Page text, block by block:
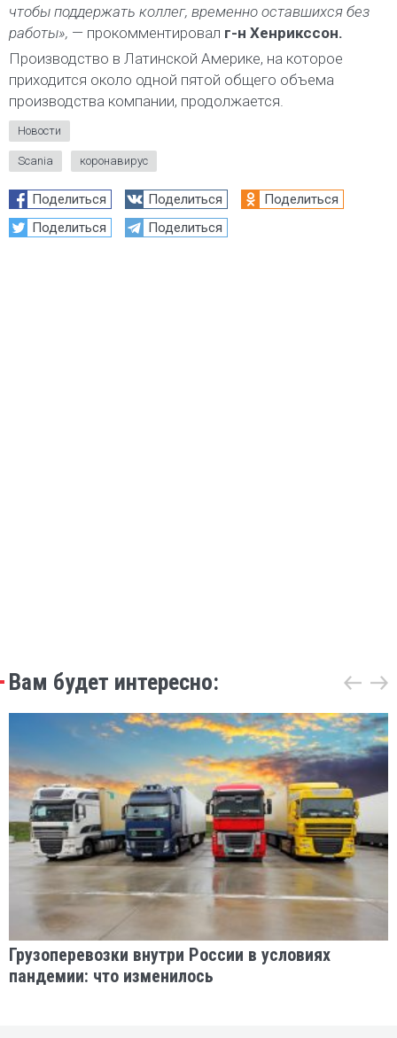
чтобы поддержать коллег, временно оставшихся без
работы», — прокомментировал г-н Хенрикссон.
Производство в Латинской Америке, на которое
приходится около одной пятой общего объема
производства компании, продолжается.
Новости
Scania коронавирус
Поделиться Поделиться
Поделиться
Поделиться
Поделиться
Вам будет интересно:
Грузоперевозки внутри России в условиях
пандемии: что изменилось